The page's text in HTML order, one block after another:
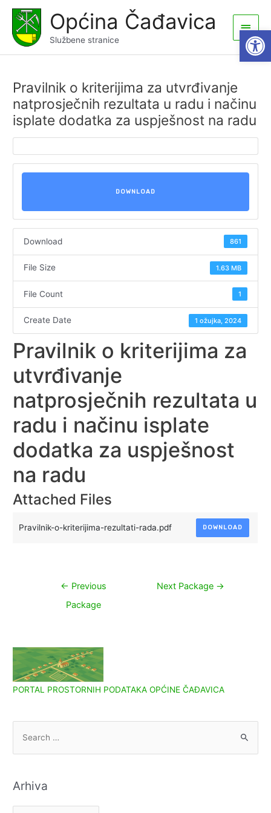
content
Općina Čađavica
Službene stranice
Main
Menu
Pravilnik o kriterijima za utvrđivanje
natprosječnih rezultata u radu i načinu
isplate dodatka za uspješnost na radu
DOWNLOAD
Download 861
File Size 1.63 MB
File Count 1
Create Date 1 ožujka, 2024
Pravilnik o kriterijima za
utvrđivanje
natprosječnih rezultata u
radu i načinu isplate
dodatka za uspješnost
na radu
Attached Files
Pravilnik-o-kriterijima-rezultati-rada.pdf DOWNLOAD
Navigacija
← Previous
Package
Next Package →
PORTAL PROSTORNIH PODATAKA OPĆINE ČAĐAVICA
Arhiva